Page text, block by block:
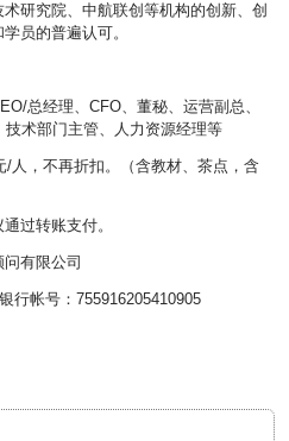
研究院、中航联创等机构的创新、创
员的普遍认可。
总经理、CFO、董秘、运营副总、
术部门主管、人力资源经理等
/人，不再折扣。（含教材、茶点，含
过转账支付。
有限公司
行帐号：755916205410905